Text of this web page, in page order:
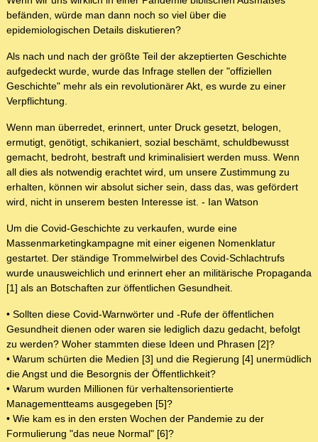
befänden, würde man dann noch so viel über die
epidemiologischen Details diskutieren?
Als nach und nach der größte Teil der akzeptierten Geschichte
aufgedeckt wurde, wurde das Infrage stellen der "offiziellen
Geschichte" mehr als ein revolutionärer Akt, es wurde zu einer
Verpflichtung.
Wenn man überredet, erinnert, unter Druck gesetzt, belogen,
ermutigt, genötigt, schikaniert, sozial beschämt, schuldbewusst
gemacht, bedroht, bestraft und kriminalisiert werden muss. Wenn
all dies als notwendig erachtet wird, um unsere Zustimmung zu
erhalten, können wir absolut sicher sein, dass das, was gefördert
wird, nicht in unserem besten Interesse ist. - Ian Watson
Um die Covid-Geschichte zu verkaufen, wurde eine
Massenmarketingkampagne mit einer eigenen Nomenklatur
gestartet. Der ständige Trommelwirbel des Covid-Schlachtrufs
wurde unausweichlich und erinnert eher an militärische Propaganda
[1] als an Botschaften zur öffentlichen Gesundheit.
• Sollten diese Covid-Warnwörter und -Rufe der öffentlichen
Gesundheit dienen oder waren sie lediglich dazu gedacht, befolgt
zu werden? Woher stammten diese Ideen und Phrasen [2]?
• Warum schürten die Medien [3] und die Regierung [4] unermüdlich
die Angst und die Besorgnis der Öffentlichkeit?
• Warum wurden Millionen für verhaltensorientierte
Managementteams ausgegeben [5]?
• Wie kam es in den ersten Wochen der Pandemie zu der
Formulierung "das neue Normal" [6]?